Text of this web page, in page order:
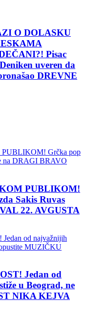
O DOLASKU
Pisac
uveren da
DREVNE
PUBLIKOM!
Sakis Ruvas
22. AVGUSTA
Jedan od
u Beograd, ne
NIKA KEJVA